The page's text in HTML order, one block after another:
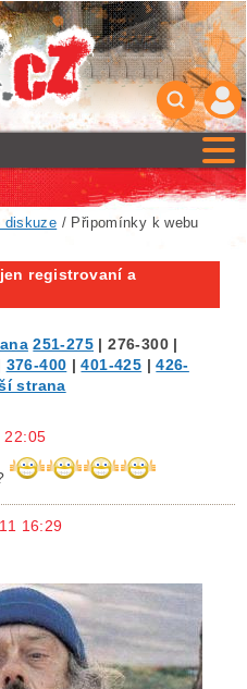
diskuze / Připomínky k webu
registrovaní a
251-275 |276-300|
376-400 |401-425 |426-
strana
22:05
16:29